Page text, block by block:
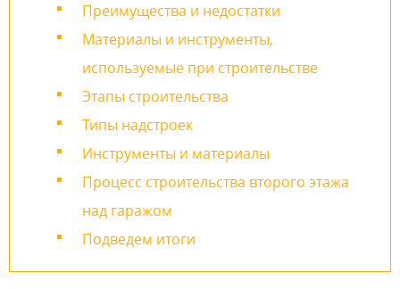
Преимущества и недостатки
Материалы и инструменты,
используемые при строительстве
Этапы строительства
Типы надстроек
Инструменты и материалы
Процесс строительства второго этажа
над гаражом
Подведем итоги